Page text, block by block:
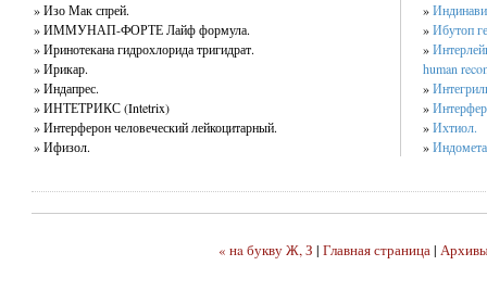
» Изо Мак спрей.
» ИММУНАП-ФОРТЕ Лайф формула.
» Иринотекана гидрохлорида тригидрат.
» Ирикар.
» Индапрес.
» ИНТЕТРИКС (Intetrix)
» Интерферон человеческий лейкоцитарный.
» Ифизол.
»
»Ибутоп
»
human
»
»
»Ихтиол.
»
« нa букву Ж, З |Главная страница|